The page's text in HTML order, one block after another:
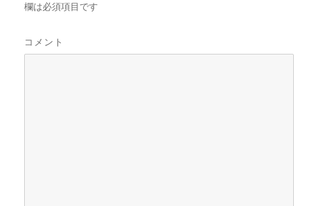
欄は必須項目です
コメント